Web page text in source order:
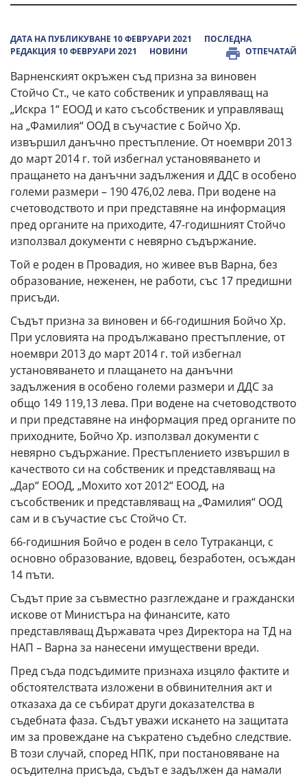
ДАТА НА ПУБЛИКУВАНЕ 10 ФЕВРУАРИ 2021
ПОСЛЕДНА
РЕДАКЦИЯ 10 ФЕВРУАРИ 2021
НОВИНИ ОТПЕЧАТАЙ
Варненският окръжен съд призна за виновен
Стойчо Ст., че като собственик и управляващ на
„Искра 1“ ЕООД и като съсобственик и управляващ
на „Фамилия“ ООД в съучастие с Бойчо Хр.
извършил данъчно престъпление. От ноември 2013
до март 2014 г. той избегнал установяването и
пращането на данъчни задължения и ДДС в особено
големи размери – 190 476,02 лева. При водене на
счетоводството и при представяне на информация
пред органите на приходите, 47-годишният Стойчо
използвал документи с невярно съдържание.
Той е роден в Провадия, но живее във Варна, без
образование, неженен, не работи, със 17 предишни
присъди.
Съдът призна за виновен и 66-годишния Бойчо Хр.
При условията на продължавано престъпление, от
ноември 2013 до март 2014 г. той избегнал
установяването и плащането на данъчни
задължения в особено големи размери и ДДС за
общо 149 119,13 лева. При водене на счетоводството
и при представяне на информация пред органите по
приходните, Бойчо Хр. използвал документи с
невярно съдържание. Престъплението извършил в
качеството си на собственик и представляващ на
„Дар“ ЕООД, „Мохито хот 2012“ ЕООД, на
съсобственик и представляващ на „Фамилия“ ООД
сам и в съучастие със Стойчо Ст.
66-годишния Бойчо е роден в село Тутраканци, с
основно образование, вдовец, безработен, осъждан
14 пъти.
Съдът прие за съвместно разглеждане и граждански
искове от Министъра на финансите, като
представляващ Държавата чрез Директора на ТД на
НАП – Варна за нанесени имуществени вреди.
Пред съда подсъдимите признаха изцяло фактите и
обстоятелствата изложени в обвинителния акт и
отказаха да се събират други доказателства в
съдебната фаза. Съдът уважи искането на защитата
им за провеждане на съкратено съдебно следствие.
В този случай, според НПК, при постановяване на
осъдителна присъда, съдът е задължен да намали